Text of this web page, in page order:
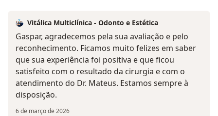
Vitálica Multiclínica - Odonto e Estética
Gaspar, agradecemos pela sua avaliação e pelo
reconhecimento. Ficamos muito felizes em saber
que sua experiência foi positiva e que ficou
satisfeito com o resultado da cirurgia e com o
atendimento do Dr. Mateus. Estamos sempre à
disposição.
6 de março de 2026